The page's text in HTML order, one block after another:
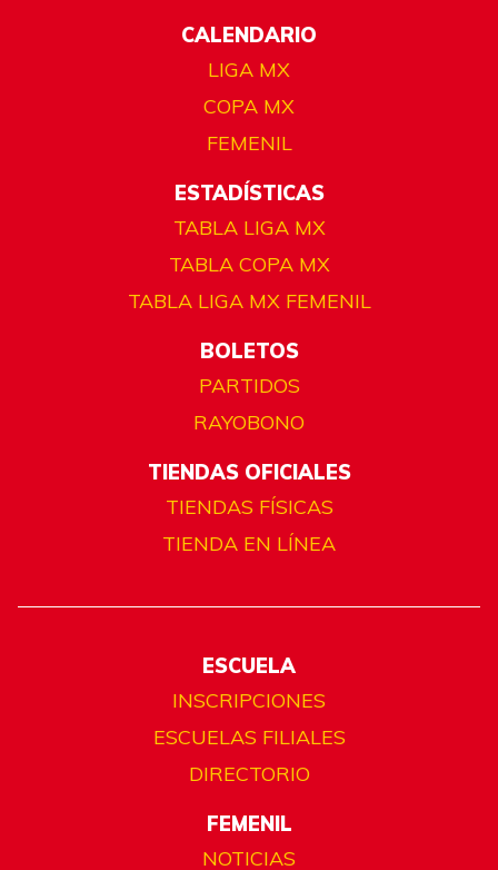
CALENDARIO
LIGA MX
COPA MX
FEMENIL
ESTADÍSTICAS
TABLA LIGA MX
TABLA COPA MX
TABLA LIGA MX FEMENIL
BOLETOS
PARTIDOS
RAYOBONO
TIENDAS OFICIALES
TIENDAS FÍSICAS
TIENDA EN LÍNEA
ESCUELA
INSCRIPCIONES
ESCUELAS FILIALES
DIRECTORIO
FEMENIL
NOTICIAS